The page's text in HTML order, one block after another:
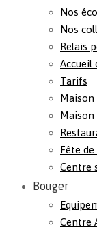
Nos
Nos
Relais
Accueil
Tarifs
Maison
Fête de
Centre
Bouger
Centre